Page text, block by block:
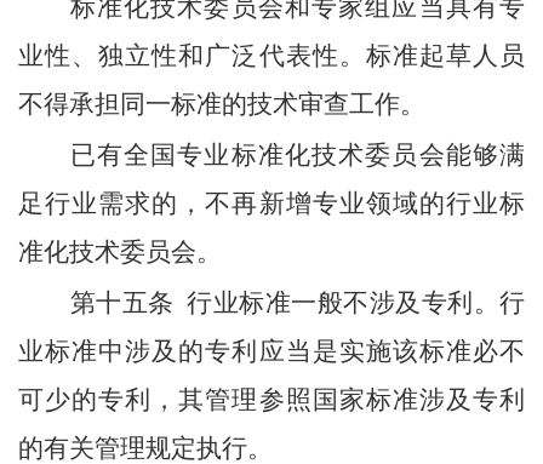
标准化技术委员会和专家组应当具有专
业性、独立性和广泛代表性。标准起草人员
不得承担同一标准的技术审查工作。
已有全国专业标准化技术委员会能够满
足行业需求的，不再新增专业领域的行业标
准化技术委员会。
第十五条 行业标准一般不涉及专利。行
业标准中涉及的专利应当是实施该标准必不
可少的专利，其管理参照国家标准涉及专利
的有关管理规定执行。